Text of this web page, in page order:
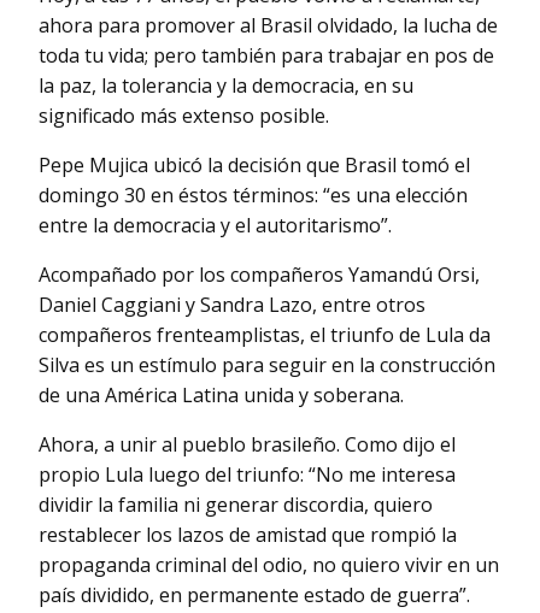
ahora para promover al Brasil olvidado, la lucha de
toda tu vida; pero también para trabajar en pos de
la paz, la tolerancia y la democracia, en su
significado más extenso posible.
Pepe Mujica ubicó la decisión que Brasil tomó el
domingo 30 en éstos términos: “es una elección
entre la democracia y el autoritarismo”.
Acompañado por los compañeros Yamandú Orsi,
Daniel Caggiani y Sandra Lazo, entre otros
compañeros frenteamplistas, el triunfo de Lula da
Silva es un estímulo para seguir en la construcción
de una América Latina unida y soberana.
Ahora, a unir al pueblo brasileño. Como dijo el
propio Lula luego del triunfo: “No me interesa
dividir la familia ni generar discordia, quiero
restablecer los lazos de amistad que rompió la
propaganda criminal del odio, no quiero vivir en un
país dividido, en permanente estado de guerra”.